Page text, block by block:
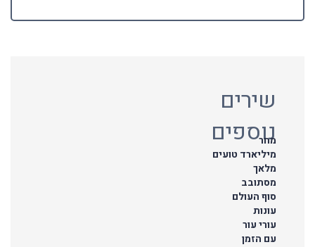
שירים
נוספים
מחר
מיליארד טועים
מלאך
מסתובב
סוף העולם
עונות
עורי עור
עם הזמן